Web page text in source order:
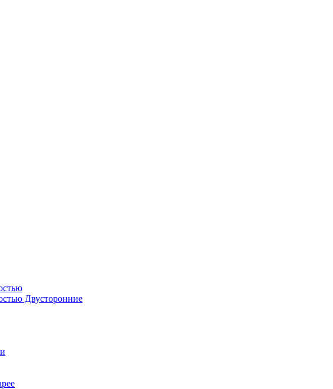
Двусторонние